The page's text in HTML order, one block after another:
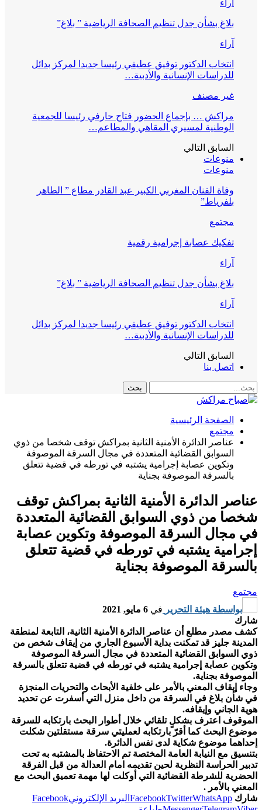
آراء
بلاغ بشأن جدل تنظيم الصحافة الرياضية ” بلاغ”
آراء
انتخاب الدكتور توفيق عطيفي رئيسا جديدا لمركز بدائل
للدراسات الإنسانية والأدبية…
غير مصنف
مراكش … بإجماع الحضور فتاح حارفي رئيسا للجمعية
الوطنية لمسيري المقاهي والمطاعم…
السابق التالي
منوعات
منوعات
وفاة الفنان المغربي الكبير عبد القادر مطاع ” الطاهر
بلفرياط”
مجتمع
تفكيك عصابة إجرامية رقمية
آراء
بلاغ بشأن جدل تنظيم الصحافة الرياضية ” بلاغ”
آراء
انتخاب الدكتور توفيق عطيفي رئيسا جديدا لمركز بدائل
للدراسات الإنسانية والأدبية…
السابق التالي
اتصل بنا
الصفحة الرئيسية
مجتمع
عناصر الدائرة الأمنية الثانية بمراكش توقف شخصا من ذوي
السوابق القضائية المتعددة في مجال السرقة الموصوفة
وتكوين عصابة إجرامية يشتبه في تورطه في قضية تتعلق
بالسرقة الموصوفة بجناية
عناصر الدائرة الأمنية الثانية بمراكش توقف
شخصا من ذوي السوابق القضائية المتعددة
في مجال السرقة الموصوفة وتكوين عصابة
إجرامية يشتبه في تورطه في قضية تتعلق
بالسرقة الموصوفة بجناية
مجتمع
بواسطة هيئة التحرير في 6 مايو, 2021
شارك
كشف مصدر مطلع أن عناصر الدائرة الأمنية الثانية، التابعة لمنطقة
المدينة جليز قد تمكنت بداية الأسبوع الجاري من إيقاف شخص من
ذوي السوابق القضائية المتعددة في مجال السرقة الموصوفة
وتكوين عصابة إجرامية يشتبه في تورطه في قضية تتعلق بالسرقة
الموصوفة بجناية.
وجاء إيقاف المعني بالأمر على خلفية الأبحاث والتحريات المنجزة
في شأن بلاغ في السرقة من داخل منزل التي أسفرت عن تحديد
هوية الجاني وإيقافه.
الموقوف اعترف بشكلٍ تلقائي خلال أطوار البحث بارتكابه للسرقة
موضوع البحث كما أقرّ بارتكابه لعمليتي سرقة مستقلتين شكلت
إحداهما موضوع شكاية لدى نفس الدائرة.
بتنسيق مع النيابة العامة المختصة تم الاحتفاظ بالمشتبه به تحت
تدبير الحراسة النظرية لحين تقديمه امام العدالة من قبل الفرقة
الحضرية للشرطة القضائية التي أوكلت لها مهمة تعميق البحث مع
المعني بالأمر .
شارك
FacebookTwitterWhatsApp البريد الإلكترونيFacebook